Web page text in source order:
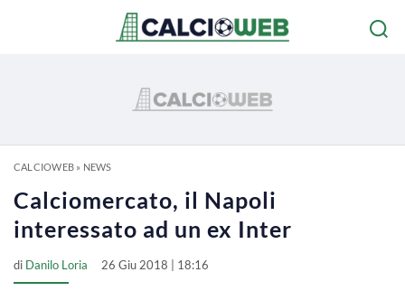
CALCIOWEB» NEWS
Calciomercato, il Napoli
interessato ad un ex Inter
di Danilo Loria 26 Giu 2018 | 18:16